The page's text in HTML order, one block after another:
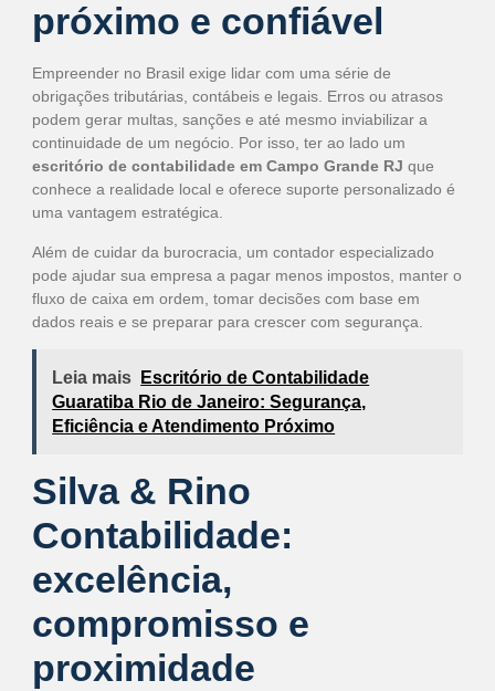
próximo e confiável
Empreender no Brasil exige lidar com uma série de
obrigações tributárias, contábeis e legais. Erros ou atrasos
podem gerar multas, sanções e até mesmo inviabilizar a
continuidade de um negócio. Por isso, ter ao lado um
escritório de contabilidade em Campo Grande RJ que
conhece a realidade local e oferece suporte personalizado é
uma vantagem estratégica.
Além de cuidar da burocracia, um contador especializado
pode ajudar sua empresa a pagar menos impostos, manter o
fluxo de caixa em ordem, tomar decisões com base em
dados reais e se preparar para crescer com segurança.
Leia mais
Escritório de Contabilidade
Guaratiba Rio de Janeiro: Segurança,
Eficiência e Atendimento Próximo
Silva & Rino
Contabilidade:
excelência,
compromisso e
proximidade